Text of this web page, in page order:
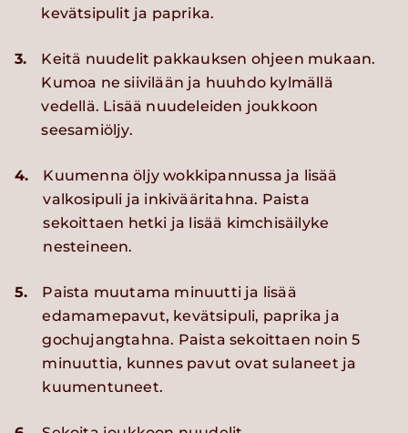
kevätsipulit ja paprika.
3.
Keitä nuudelit pakkauksen ohjeen mukaan.
Kumoa ne siivilään ja huuhdo kylmällä
vedellä. Lisää nuudeleiden joukkoon
seesamiöljy.
4.
Kuumenna öljy wokkipannussa ja lisää
valkosipuli ja inkivääritahna. Paista
sekoittaen hetki ja lisää kimchisäilyke
nesteineen.
5.
Paista muutama minuutti ja lisää
edamamepavut, kevätsipuli, paprika ja
gochujangtahna. Paista sekoittaen noin 5
minuuttia, kunnes pavut ovat sulaneet ja
kuumentuneet.